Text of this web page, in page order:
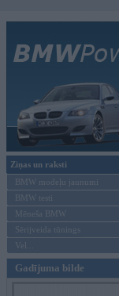
Ziņas un raksti
BMW modeļu jaunumi
BMW testi
Mēneša BMW
Sērijveida tūnings
Vel...
Gadījuma bilde